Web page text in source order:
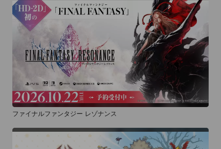
ファイナルファンタジー レゾナンス